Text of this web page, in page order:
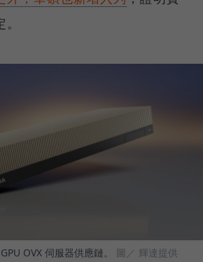
OVX 伺服器供應鏈。 圖／ 輝達提供